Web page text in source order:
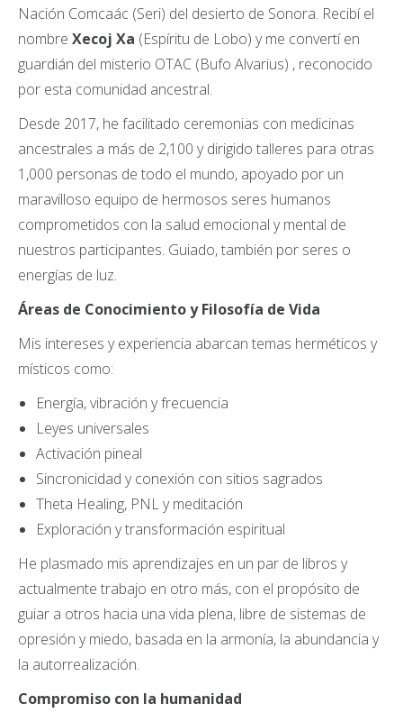
Nación Comcaác (Seri) del desierto de Sonora. Recibí el
nombre Xecoj Xa (Espíritu de Lobo) y me convertí en
guardián del misterio OTAC (Bufo Alvarius) , reconocido
por esta comunidad ancestral.
Desde 2017, he facilitado ceremonias con medicinas
ancestrales a más de 2,100 y dirigido talleres para otras
1,000 personas de todo el mundo, apoyado por un
maravilloso equipo de hermosos seres humanos
comprometidos con la salud emocional y mental de
nuestros participantes. Guiado, también por seres o
energías de luz.
Áreas de Conocimiento y Filosofía de Vida
Mis intereses y experiencia abarcan temas herméticos y
místicos como:
Energía, vibración y frecuencia
Leyes universales
Activación pineal
Sincronicidad y conexión con sitios sagrados
Theta Healing, PNL y meditación
Exploración y transformación espiritual
He plasmado mis aprendizajes en un par de libros y
actualmente trabajo en otro más, con el propósito de
guiar a otros hacia una vida plena, libre de sistemas de
opresión y miedo, basada en la armonía, la abundancia y
la autorrealización.
Compromiso con la humanidad